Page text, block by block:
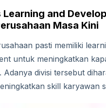
Learning and
Masa Kini
pasti memiliki
untuk meningkatkan
Adanya divisi tersebut
skill karyawan